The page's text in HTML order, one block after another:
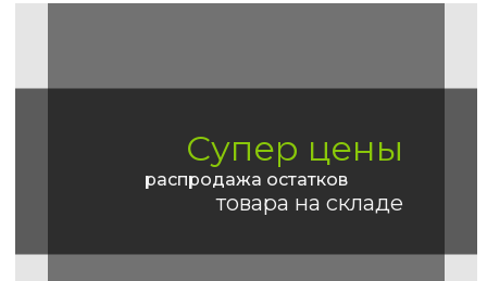
Супер цены
распродажа остатков
товара на складе